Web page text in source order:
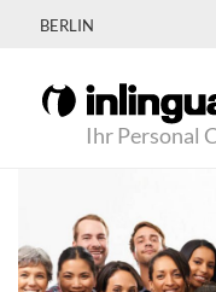
BERLIN
Ihr Personal